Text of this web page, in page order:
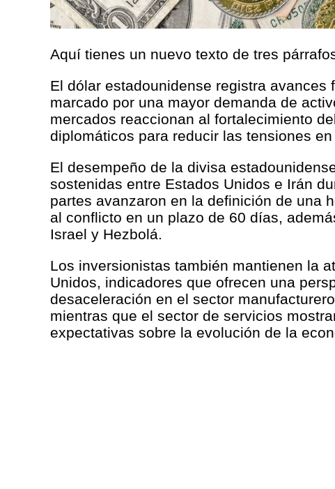
Aquí tienes un nuevo texto de tres
El dólar estadounidense registra
marcado por una mayor demanda de
mercados reaccionan al fortalecimiento
diplomáticos para reducir las tensiones
El desempeño de la divisa
sostenidas entre Estados Unidos e Irán
partes avanzaron en la definición de una
al conflicto en un plazo de 60 días,
Israel y Hezbolá.
Los inversionistas también mantienen la
Unidos, indicadores que ofrecen una
desaceleración en el sector
mientras que el sector de servicios
expectativas sobre la evolución de la